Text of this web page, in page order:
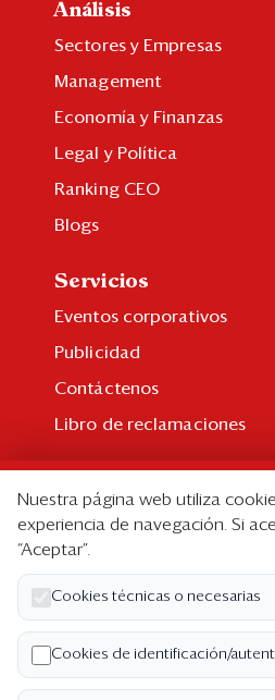
Análisis
Sectores y Empresas
Management
Economía y Finanzas
Legal y Política
Ranking CEO
Blogs
Servicios
Eventos corporativos
Publicidad
Contáctenos
Libro de reclamaciones
Suscripción individual
Paquetes corporativos
Edición Impresa
Nosotros
Quiénes somos
Nuestra página web utiliza
experiencia de navegación. Si
“Aceptar”.
Cookies técnicas o necesarias
Cookies de identificación/